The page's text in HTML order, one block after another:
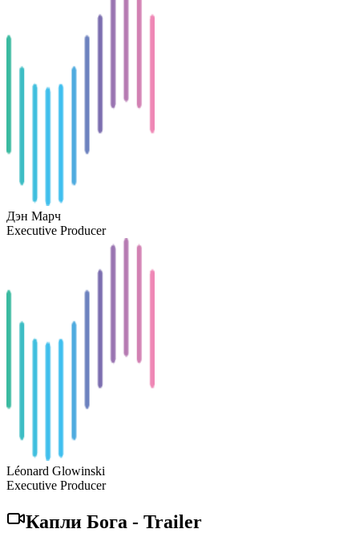
Дэн Марч
Executive Producer
Léonard Glowinski
Executive Producer
Капли Бога - Trailer